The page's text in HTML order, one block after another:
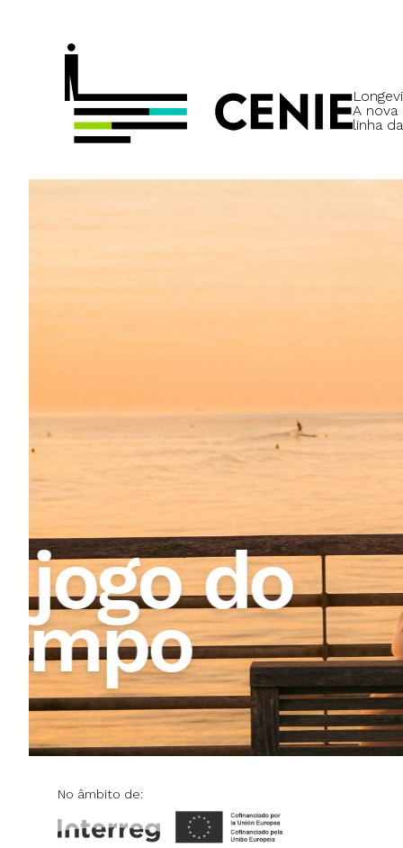
A nova
linha
O limite
longevas
No âmbito de: